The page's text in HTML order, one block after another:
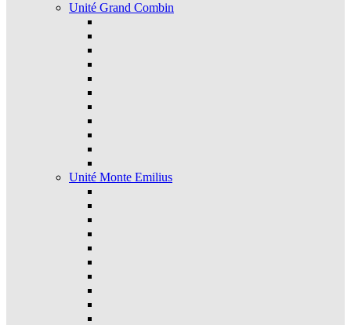
Unité Grand Combin
Unité Monte Emilius